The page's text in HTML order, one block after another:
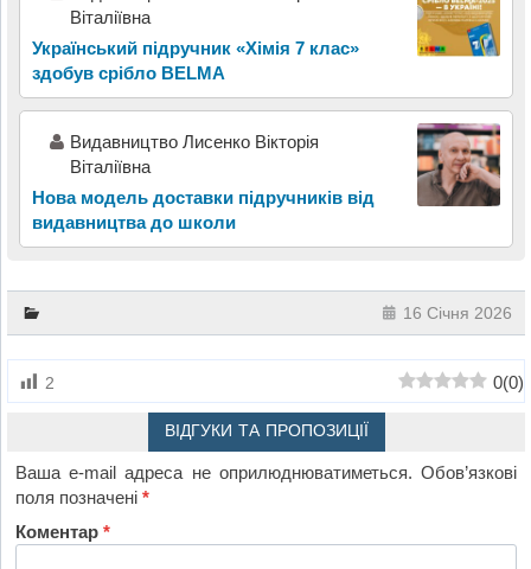
Віталіївна
Український підручник «Хімія 7 клас»
здобув срібло BELMA
Видавництво Лисенко Вікторія
Віталіївна
Нова модель доставки підручників від
видавництва до школи
16 Січня 2026
2 0(0)
ВІДГУКИ ТА ПРОПОЗИЦІЇ
Ваша e-mail адреса не оприлюднюватиметься. Обов’язкові
поля позначені*
Коментар*